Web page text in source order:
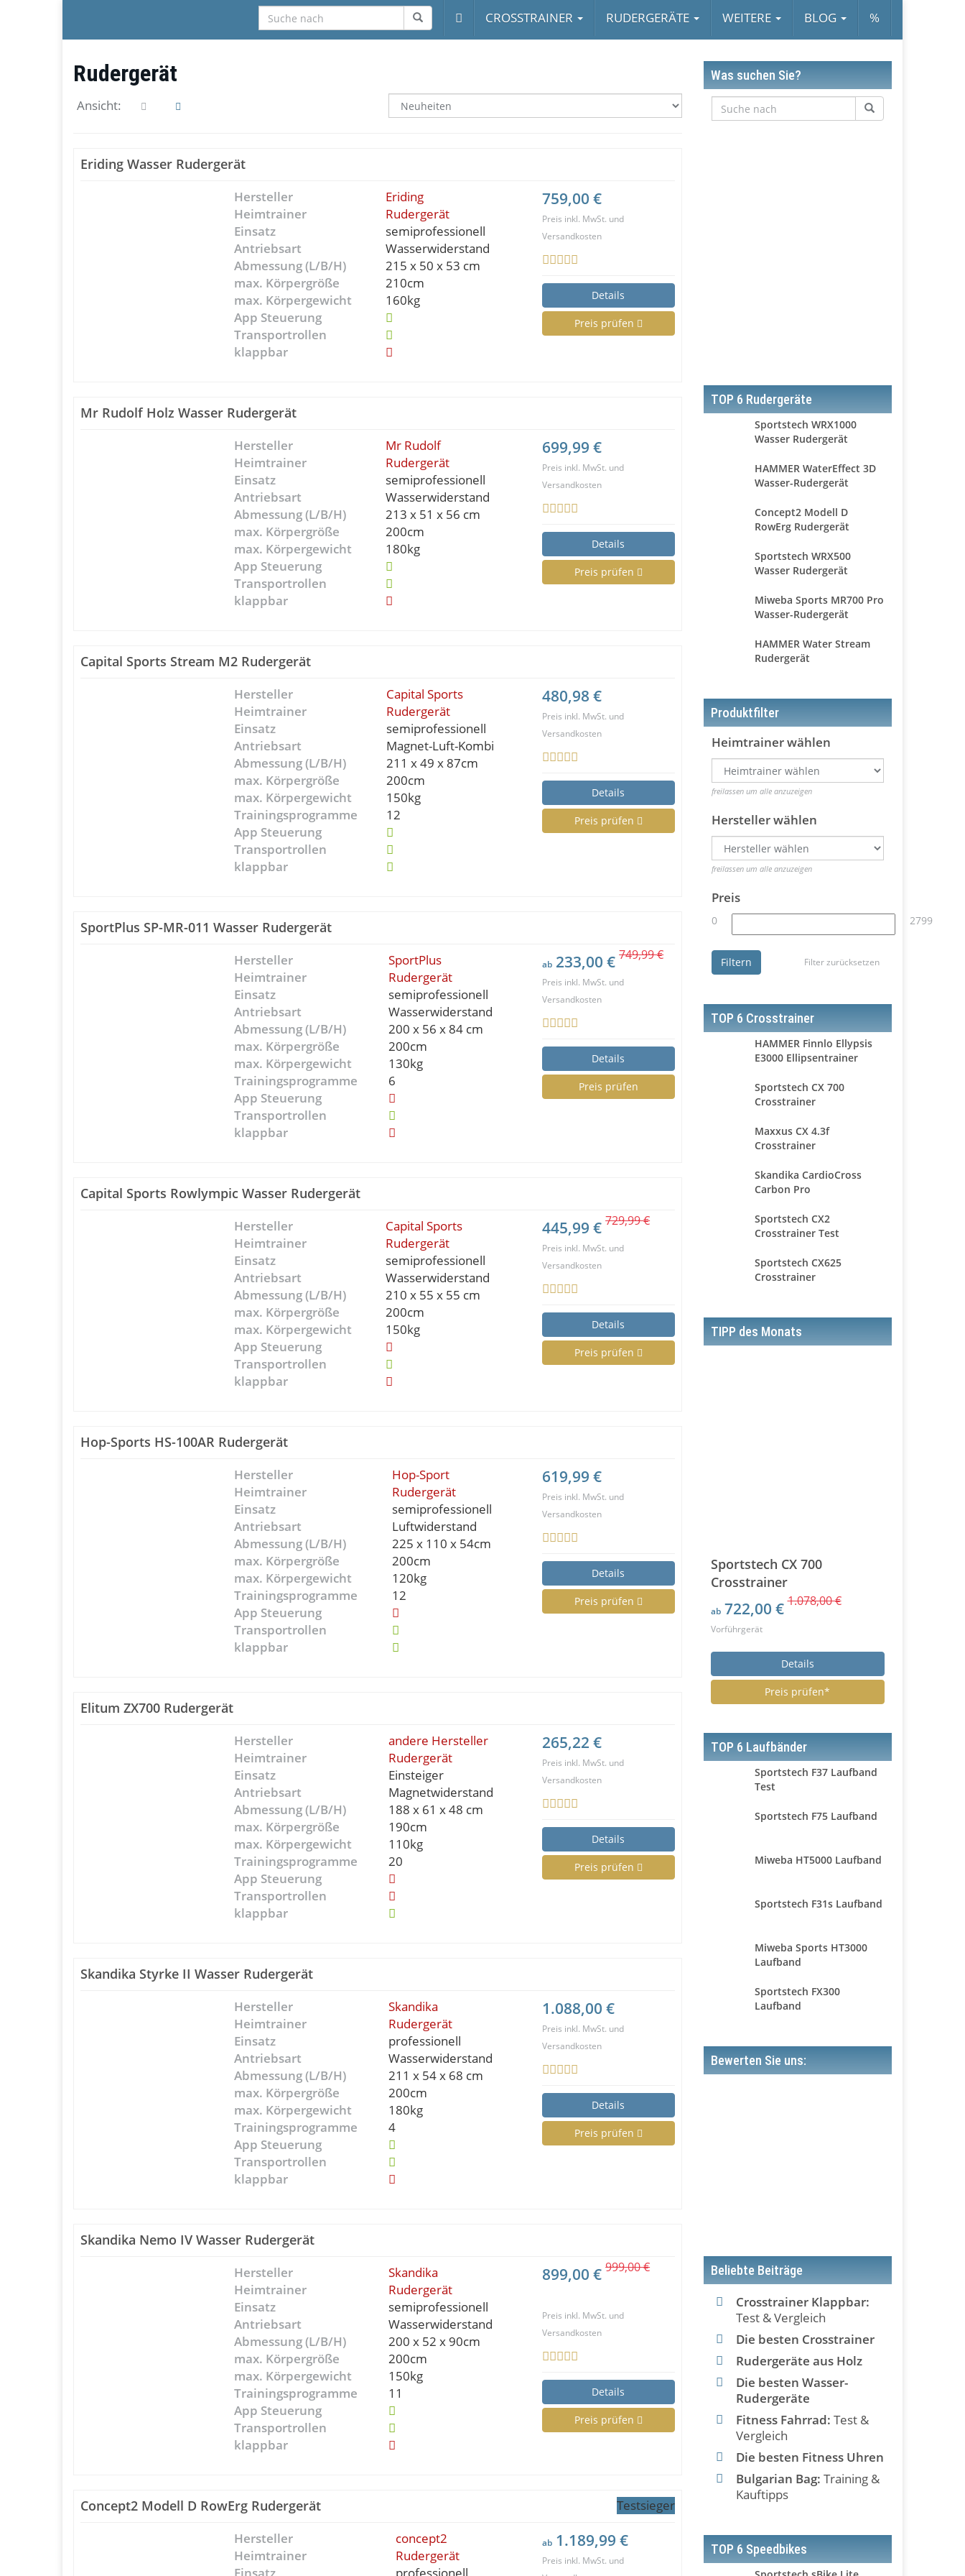
CROSSTRAINER RUDERGERÄTE WEITERE BLOG %
Rudergerät
Ansicht:
Eriding Wasser Rudergerät
759,00 €
Preis inkl. MwSt. und
Versandkosten
Details
Preis prüfen
Hersteller
Eriding
Heimtrainer
Rudergerät
Einsatz
semiprofessionell
Antriebsart
Wasserwiderstand
Abmessung (L/B/H)
‎215 x 50 x 53 cm
max. Körpergröße
210cm
max. Körpergewicht
160kg
App Steuerung
Transportrollen
klappbar
Mr Rudolf Holz Wasser Rudergerät
699,99 €
Preis inkl. MwSt. und
Versandkosten
Details
Preis prüfen
Hersteller
Mr Rudolf
Heimtrainer
Rudergerät
Einsatz
semiprofessionell
Antriebsart
Wasserwiderstand
Abmessung (L/B/H)
213 x 51 x 56 cm
max. Körpergröße
200cm
max. Körpergewicht
180kg
App Steuerung
Transportrollen
klappbar
Capital Sports Stream M2 Rudergerät
480,98 €
Preis inkl. MwSt. und
Versandkosten
Details
Preis prüfen
Hersteller
Capital Sports
Heimtrainer
Rudergerät
Einsatz
semiprofessionell
Antriebsart
Magnet-Luft-Kombi
Abmessung (L/B/H)
211 x 49 x 87cm
max. Körpergröße
200cm
max. Körpergewicht
150kg
Trainingsprogramme
12
App Steuerung
Transportrollen
klappbar
SportPlus SP-MR-011 Wasser Rudergerät
ab 233,00 €749,99 €
Preis inkl. MwSt. und
Versandkosten
Details
Preis prüfen
Hersteller
SportPlus
Heimtrainer
Rudergerät
Einsatz
semiprofessionell
Antriebsart
Wasserwiderstand
Abmessung (L/B/H)
200 x 56 x 84 cm
max. Körpergröße
200cm
max. Körpergewicht
130kg
Trainingsprogramme
6
App Steuerung
Transportrollen
klappbar
Capital Sports Rowlympic Wasser Rudergerät
445,99 €729,99 €
Preis inkl. MwSt. und
Versandkosten
Details
Preis prüfen
Hersteller
Capital Sports
Heimtrainer
Rudergerät
Einsatz
semiprofessionell
Antriebsart
Wasserwiderstand
Abmessung (L/B/H)
210 x 55 x 55 cm
max. Körpergröße
200cm
max. Körpergewicht
150kg
App Steuerung
Transportrollen
klappbar
Hop-Sports HS-100AR Rudergerät
619,99 €
Preis inkl. MwSt. und
Versandkosten
Details
Preis prüfen
Hersteller
Hop-Sport
Heimtrainer
Rudergerät
Einsatz
semiprofessionell
Antriebsart
Luftwiderstand
Abmessung (L/B/H)
225 x 110 x 54cm
max. Körpergröße
200cm
max. Körpergewicht
120kg
Trainingsprogramme
12
App Steuerung
Transportrollen
klappbar
Elitum ZX700 Rudergerät
265,22 €
Preis inkl. MwSt. und
Versandkosten
Details
Preis prüfen
Hersteller
andere Hersteller
Heimtrainer
Rudergerät
Einsatz
Einsteiger
Antriebsart
Magnetwiderstand
Abmessung (L/B/H)
188 x 61 x 48 cm
max. Körpergröße
190cm
max. Körpergewicht
110kg
Trainingsprogramme
20
App Steuerung
Transportrollen
klappbar
Skandika Styrke II Wasser Rudergerät
1.088,00 €
Preis inkl. MwSt. und
Versandkosten
Details
Preis prüfen
Hersteller
Skandika
Heimtrainer
Rudergerät
Einsatz
professionell
Antriebsart
Wasserwiderstand
Abmessung (L/B/H)
211 x 54 x 68 cm
max. Körpergröße
200cm
max. Körpergewicht
180kg
Trainingsprogramme
4
App Steuerung
Transportrollen
klappbar
Skandika Nemo IV Wasser Rudergerät
899,00 €999,00 €
Preis inkl. MwSt. und
Versandkosten
Details
Preis prüfen
Hersteller
Skandika
Heimtrainer
Rudergerät
Einsatz
semiprofessionell
Antriebsart
Wasserwiderstand
Abmessung (L/B/H)
200 x 52 x 90cm
max. Körpergröße
200cm
max. Körpergewicht
150kg
Trainingsprogramme
11
App Steuerung
Transportrollen
klappbar
Testsieger
Concept2 Modell D RowErg Rudergerät
ab 1.189,99 €
Preis inkl. MwSt. und
Hersteller
concept2
Heimtrainer
Rudergerät
Was suchen Sie?
TOP 6 Rudergeräte
Sportstech WRX1000
Wasser Rudergerät
HAMMER WaterEffect 3D
Wasser-Rudergerät
Concept2 Modell D
RowErg Rudergerät
Sportstech WRX500
Wasser Rudergerät
Miweba Sports MR700 Pro
Wasser-Rudergerät
HAMMER Water Stream
Rudergerät
Produktfilter
Heimtrainer wählen
freilassen um alle anzuzeigen
Hersteller wählen
freilassen um alle anzuzeigen
Preis
0 2799
Filter zurücksetzen
Filtern
TOP 6 Crosstrainer
HAMMER Finnlo Ellypsis
E3000 Ellipsentrainer
Sportstech CX 700
Crosstrainer
Maxxus CX 4.3f
Crosstrainer
Skandika CardioCross
Carbon Pro
Sportstech CX2
Crosstrainer Test
Sportstech CX625
Crosstrainer
TIPP des Monats
Sportstech CX 700
Crosstrainer
ab722,00 € 1.078,00 €
Vorführgerät
Details
Preis prüfen*
TOP 6 Laufbänder
Sportstech F37 Laufband
Test
Sportstech F75 Laufband
Miweba HT5000 Laufband
Sportstech F31s Laufband
Miweba Sports HT3000
Laufband
Sportstech FX300
Laufband
Bewerten Sie uns:
Beliebte Beiträge
Crosstrainer Klappbar:
Test & Vergleich
Die besten Crosstrainer
Rudergeräte aus Holz
Die besten Wasser-
Rudergeräte
Fitness Fahrrad: Test &
Vergleich
Die besten Fitness Uhren
Bulgarian Bag: Training &
Kauftipps
TOP 6 Speedbikes